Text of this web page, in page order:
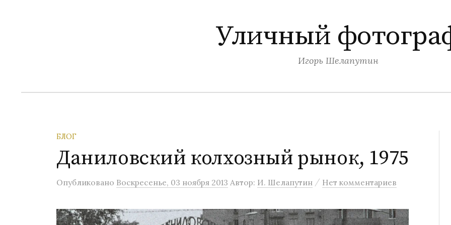
и
Уличный
Игорь Шелапутин
БЛОГ
Даниловский колхозный рынок, 1975
Опубликовано Воскресенье, 03 ноября 2013 Автор: И. Шелапутин / Нет комментариев